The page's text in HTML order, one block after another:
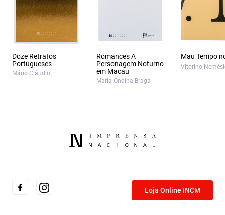
Doze Retratos
Portugueses
Mário Cláudio
Romances A
Personagem Noturno
em Macau
Maria Ondina Braga
Mau Tempo
Vitorino
Loja Online INCM